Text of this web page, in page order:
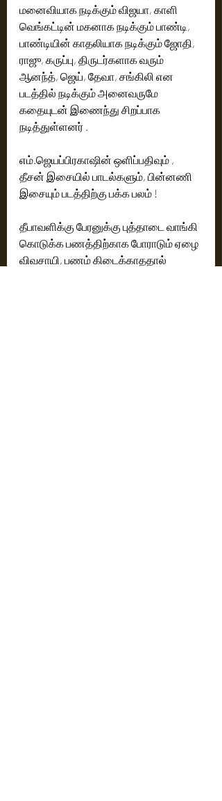
மனைவியாக நடிக்கும் விஜயா, காளி
வெங்கட்டின் மகனாக நடிக்கும் பாண்டி,
பாண்டியின் காதலியாக நடிக்கும் ஜோதி,
ராஜு, கருப்பு, திருடர்களாக வரும்
ஆனந்த், ஜெய், தேவா, சங்கிலி என
படத்தில் நடிக்கும் அனைவருமே
கதையுடன் இணைந்து சிறப்பாக
நடித்துள்ளனர் .
எம்.ஜெயப்பிரகாஷின் ஒளிப்பதிவும் ,
தீசன் இசையில் பாடல்களும், பின்னணி
இசையும் படத்திற்கு பக்க பலம் !
தீபாவளிக்கு பேரனுக்கு புத்தாடை வாங்கி
கொடுக்க பணத்திற்காக போராடும் ஏழை
விவசாயி, பணம் கிடைக்காததால்